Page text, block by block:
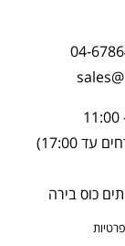
04-
יום ו' וערבי חג : 17:00 – 10:00 (כניסת אורחים עד 17:00)
כוס בירה